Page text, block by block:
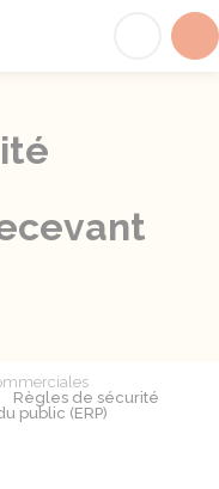
Règles de sécurité
public (ERP)